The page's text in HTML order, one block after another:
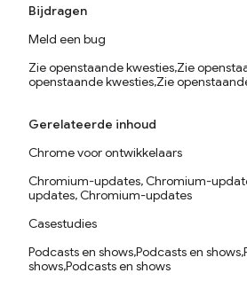
Bijdragen
Meld een bug
Zie openstaande kwesties,Zie
openstaande kwesties,Zie
Gerelateerde inhoud
Chrome voor ontwikkelaars
Chromium-updates, Chromium-
updates, Chromium-updates
Casestudies
Podcasts en shows,Podcasts en
shows,Podcasts en shows